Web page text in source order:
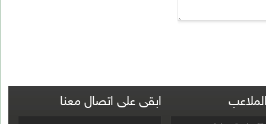
ابقى على اتصال معنا